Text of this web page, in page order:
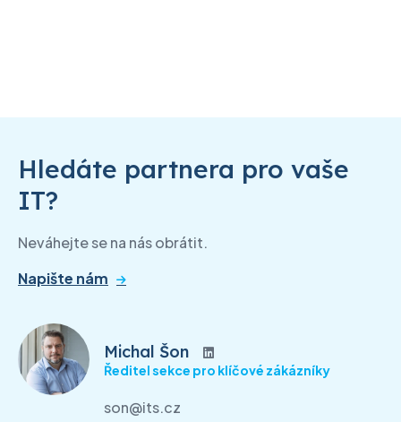
Hledáte partnera pro vaše
IT?
Neváhejte se na nás obrátit.
Napište nám
Michal Šon
Ředitel sekce pro klíčové zákázníky
son@its.cz